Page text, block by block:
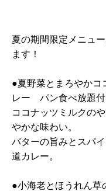
夏の期間限定メニュ
ます！
●夏野菜とまろやかコ
レー パン食べ放題
ココナッツミルクの
やかな味わい。
バターの旨みとスパ
道カレー。
●小海老とほうれん